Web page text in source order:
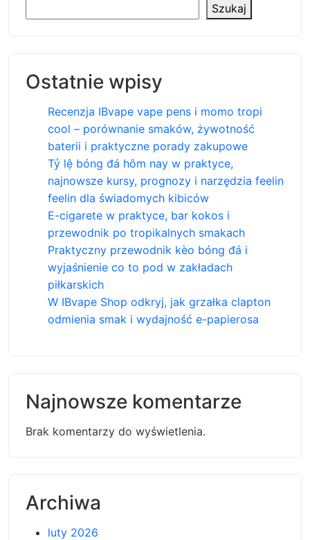
Szukaj
Ostatnie wpisy
Recenzja IBvape vape pens i momo tropi
cool – porównanie smaków, żywotność
baterii i praktyczne porady zakupowe
Tỷ lệ bóng đá hôm nay w praktyce,
najnowsze kursy, prognozy i narzędzia feelin
feelin dla świadomych kibiców
E-cigarete w praktyce, bar kokos i
przewodnik po tropikalnych smakach
Praktyczny przewodnik kèo bóng đá i
wyjaśnienie co to pod w zakładach
piłkarskich
W IBvape Shop odkryj, jak grzałka clapton
odmienia smak i wydajność e-papierosa
Najnowsze komentarze
Brak komentarzy do wyświetlenia.
Archiwa
luty 2026